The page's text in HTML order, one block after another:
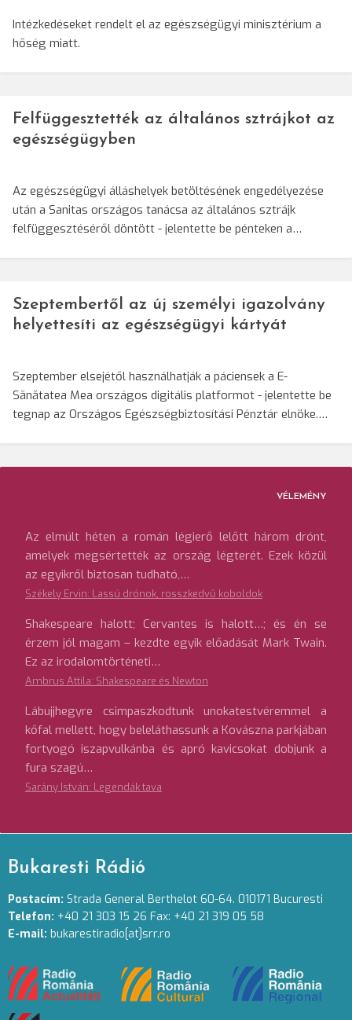
Intézkedéseket rendelt el az egészségügyi minisztérium a
hőség miatt.
Felfüggesztették az általános sztrájkot az
egészségügyben
Az egészségügyi álláshelyek betöltésének engedélyezése
után a Sanitas országos tanácsa az általános sztrájk
felfüggesztéséről döntött - jelentette be pénteken a…
Szeptembertől az új személyi igazolvány
helyettesíti az egészségügyi kártyát
Szeptember elsejétől használhatják a páciensek a E-
Sănătatea Mea országos digitális platformot - jelentette be
tegnap az Országos Egészségbiztosítási Pénztár elnöke.…
VÉLEMÉNY
Az elmúlt héten a román légierő lelőtt három drónt,
amelyek megsértették az ország légterét. Ezek közül
az egyikről biztosan tudható,…
Székely Ervin: Lassú drónok, rosszkedvű koboldok
Shakespeare halott; Cervantes is halott…; és én se
érzem jól magam – kezdte egyik előadását Mark Twain.
Ez az irodalomtörténeti…
Ambrus Attila: Shakespeare és Newton
Lábujjhegyre csimpaszkodtunk unokatestvéremmel a
kőfal mellett, hogy beleláthassunk a Kovászna parkjában
fortyogó iszapvulkánba és apró kavicsokat dobjunk a
fura szagú…
Sarány István: Legendák tava
Bukaresti Rádió
Postacím: Strada General Berthelot 60-64. 010171 Bucuresti
Telefon: +40 21 303 15 26 Fax: +40 21 319 05 58
E-mail: bukarestiradio[at]srr.ro